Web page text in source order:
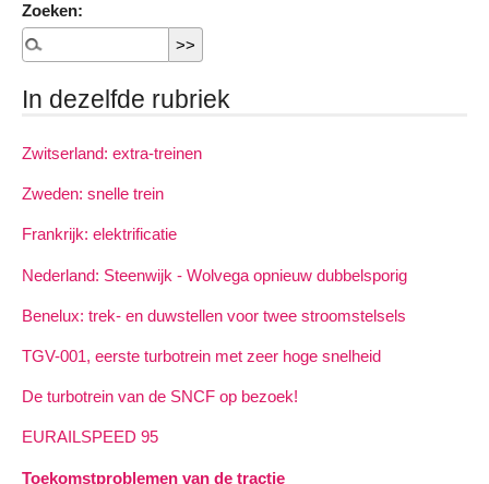
Zoeken:
In dezelfde rubriek
Zwitserland: extra-treinen
Zweden: snelle trein
Frankrijk: elektrificatie
Nederland: Steenwijk - Wolvega opnieuw dubbelsporig
Benelux: trek- en duwstellen voor twee stroomstelsels
TGV-001, eerste turbotrein met zeer hoge snelheid
De turbotrein van de SNCF op bezoek!
EURAILSPEED 95
Toekomstproblemen van de tractie